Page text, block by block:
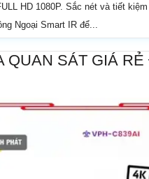
HD 1080P. Sắc nét và tiết
Ngoại Smart IR để...
QUAN SÁT GIÁ